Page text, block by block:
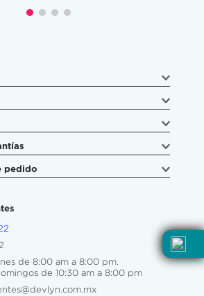
pedido
de 8:00 am a 8:00 pm.
de 10:30 am a 8:00 pm